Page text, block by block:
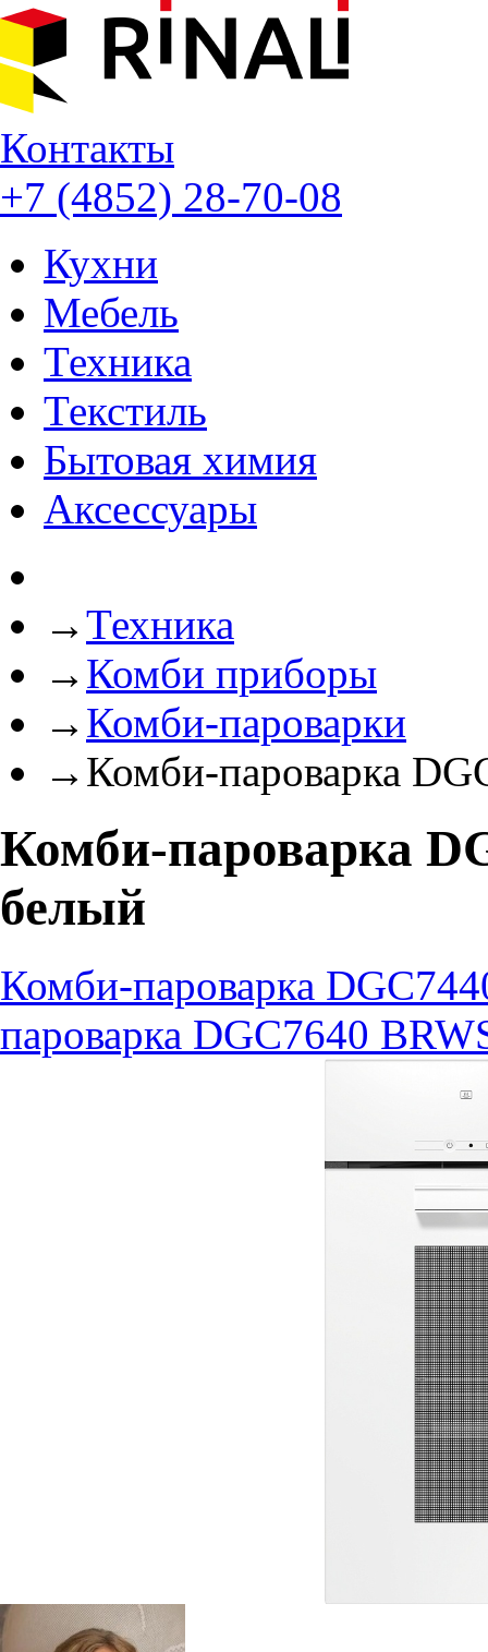
Контакты
+7 (4852) 28-70-08
Кухни
Мебель
Техника
Текстиль
Бытовая химия
Аксессуары
→Техника
→ Комби приборы
→ Комби-пароварки
→ Комби-пароварка
Комби-пароварка
белый
Комби-пароварка
пароварка DGC7640